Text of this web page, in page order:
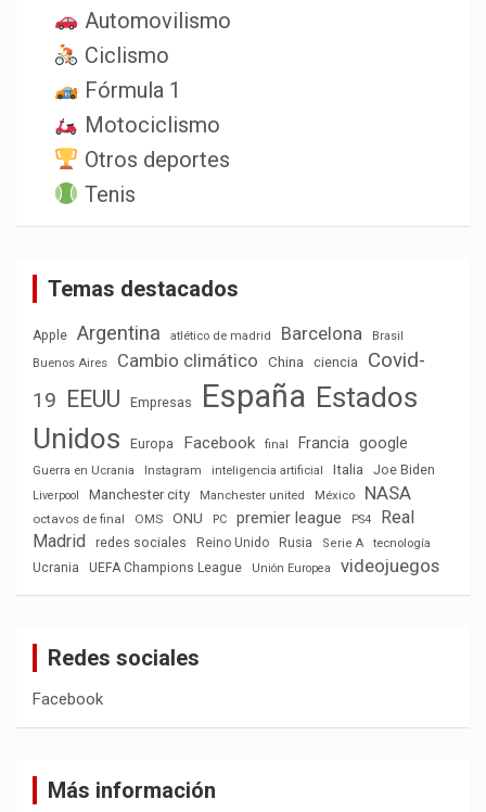
Automovilismo
Ciclismo
Fórmula 1
Motociclismo
Otros deportes
Tenis
Temas destacados
Apple Argentina atlético de madrid Barcelona
Brasil
Buenos Aires
Cambio climático China ciencia
Covid-
19 EEUU Empresas España Estados
Unidos
Europa Facebook final Francia google
Guerra en Ucrania Instagram inteligencia artificial Italia Joe Biden
Liverpool Manchester city Manchester united México NASA
octavos de final OMS ONU PC premier league PS4
Real
Madrid
redes sociales Reino Unido Rusia Serie A
tecnología
Ucrania
UEFA Champions League Unión Europea videojuegos
Redes sociales
Facebook
Más información